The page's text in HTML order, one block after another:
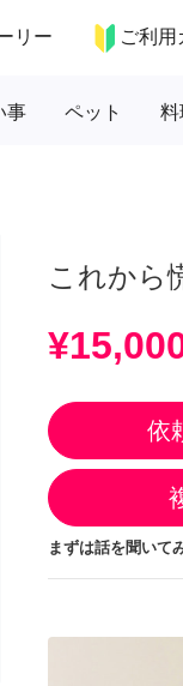
リー ご利用
事 ペット 料
これから
依
まずは話を聞いて